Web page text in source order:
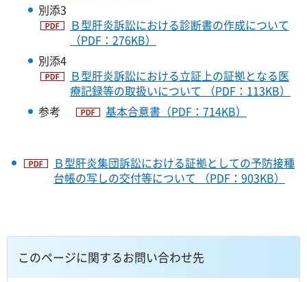
別添3
Ｂ型肝炎訴訟における診断書の作成について
（PDF：276KB）
別添4
Ｂ型肝炎訴訟における立証上の証拠となる医
療記録等の取扱いについて （PDF：113KB）
参考
基本合意書（PDF：714KB）
Ｂ型肝炎集団訴訟における証拠としての予防接種
台帳の写しの交付等について （PDF：903KB）
このページに関するお問い合わせ先